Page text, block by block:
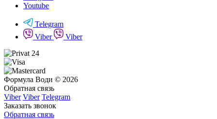
Youtube
Telegram
Viber
Viber
Формула Води © 2026
Обратная связь
Viber Viber Telegram
Заказать звонок
Обратная связь